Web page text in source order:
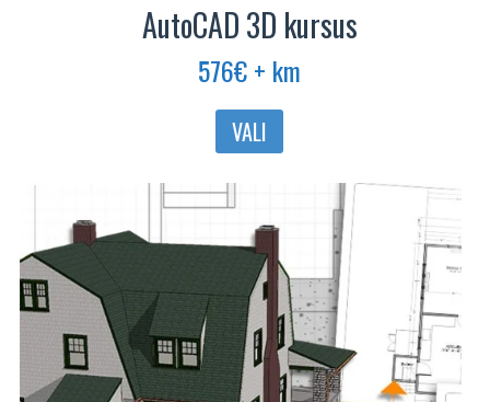
AutoCAD 3D kursus
576€+ km
VALI
Sellel
varianti.
Valikuid
saab
teha
tootelehel.